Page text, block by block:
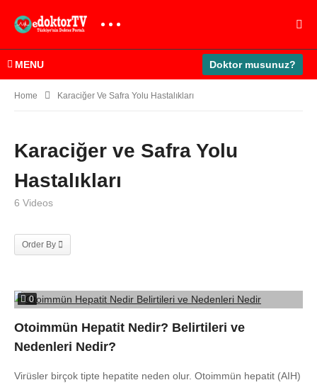
MENU Doktor musunuz?
Home Karaciğer Ve Safra Yolu Hastalıkları
Karaciğer ve Safra Yolu
Hastalıkları
6 Videos
Order By
0
Otoimmün Hepatit Nedir? Belirtileri ve
Nedenleri Nedir?
Virüsler birçok tipte hepatite neden olur. Otoimmün hepatit (AIH)